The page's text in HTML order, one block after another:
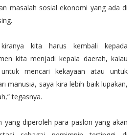
masalah sosial ekonomi yang ada di
kiranya kita harus kembali kepada
kita menjadi kepala daerah, kalau
mencari kekayaan atau untuk
manusia, saya kira lebih baik lupakan,
tegasnya.
yang diperoleh para paslon yang akan